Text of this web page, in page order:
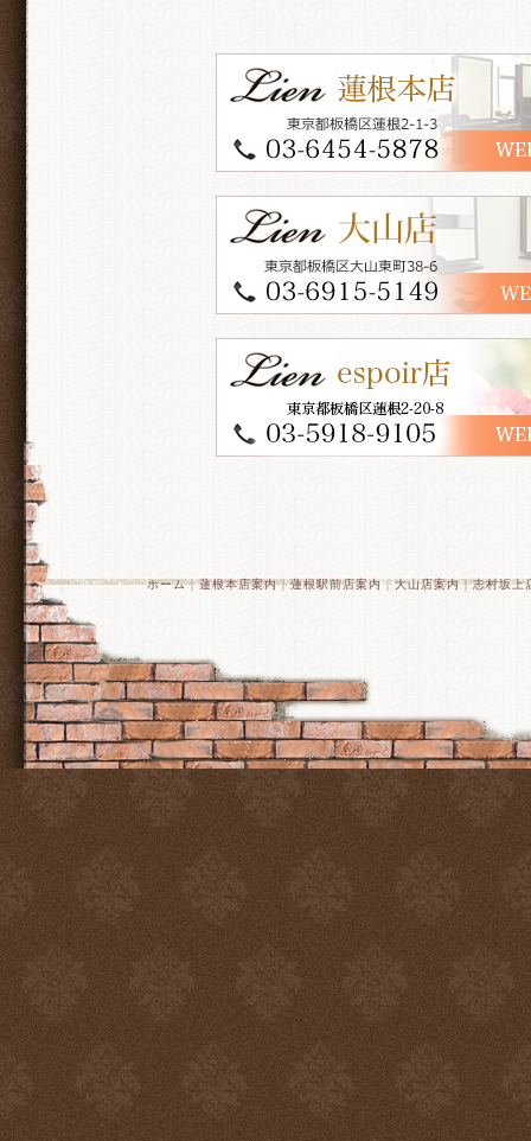
ホーム｜蓮根本店案内｜蓮根駅前店案内｜大山店案内｜志村坂上